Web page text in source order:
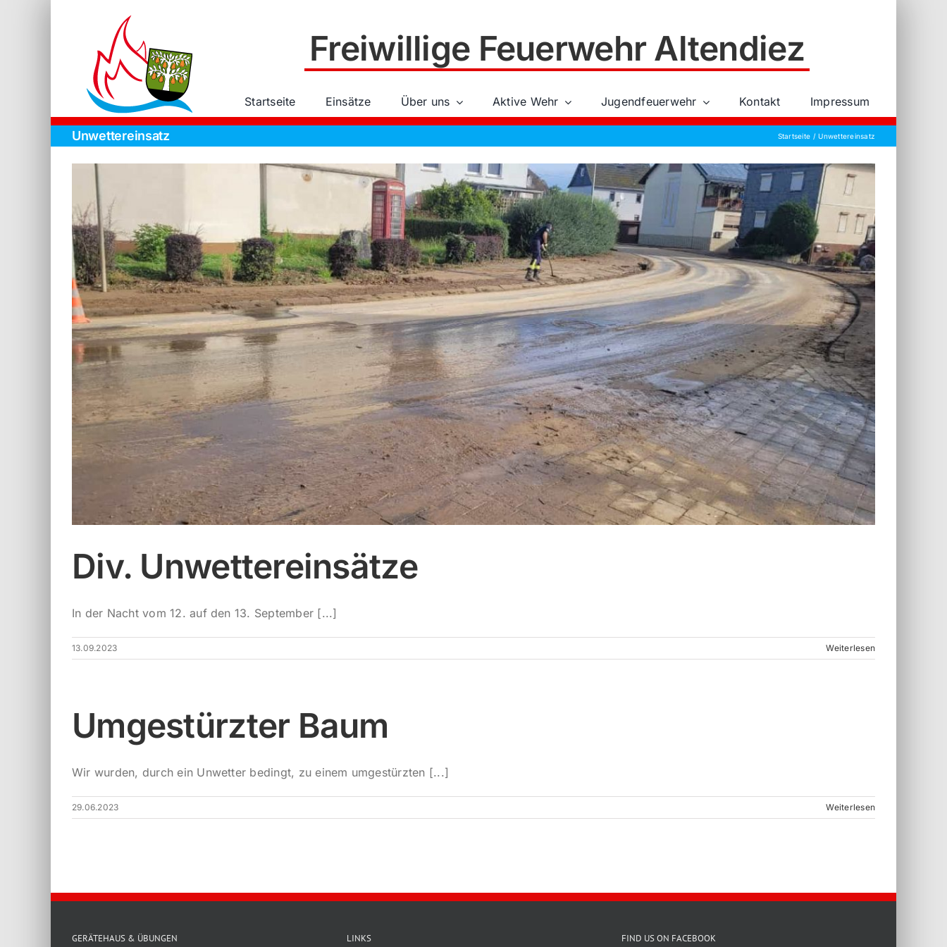
Freiwillige Feuerwehr Altendiez
Startseite Einsätze Über uns Aktive Wehr Jugendfeuerwehr Kontakt Impressum
Unwettereinsatz Startseite Unwettereinsatz
Div. Unwettereinsätze
In der Nacht vom 12. auf den 13. September [...]
13.09.2023 Weiterlesen
Umgestürzter Baum
Wir wurden, durch ein Unwetter bedingt, zu einem umgestürzten [...]
29.06.2023 Weiterlesen
GERÄTEHAUS & ÜBUNGEN LINKS FIND US ON FACEBOOK